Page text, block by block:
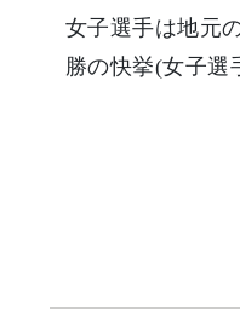
女子選手は地元
勝の快挙(女子選